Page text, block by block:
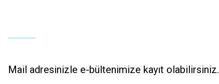
Mail adresinizle e-bültenimize kayıt olabilirsiniz.